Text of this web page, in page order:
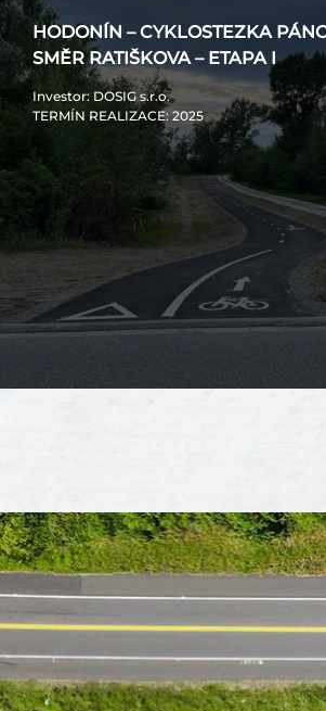
HODONÍN – CYKLOSTEZKA
SMĚR RATIŠKOVA – ETAPA I
Investor: DOSIG s.r.o.
TERMÍN REALIZACE: 2025